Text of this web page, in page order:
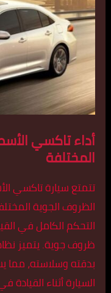
أداء تاكسي
المختلفة
تتمتع سيارة تاكسي
الظروف الجوية
التحكم الكامل في
ظروف جوية. يتميز
بدقته وسلاسته، مما
السيارة أثناء